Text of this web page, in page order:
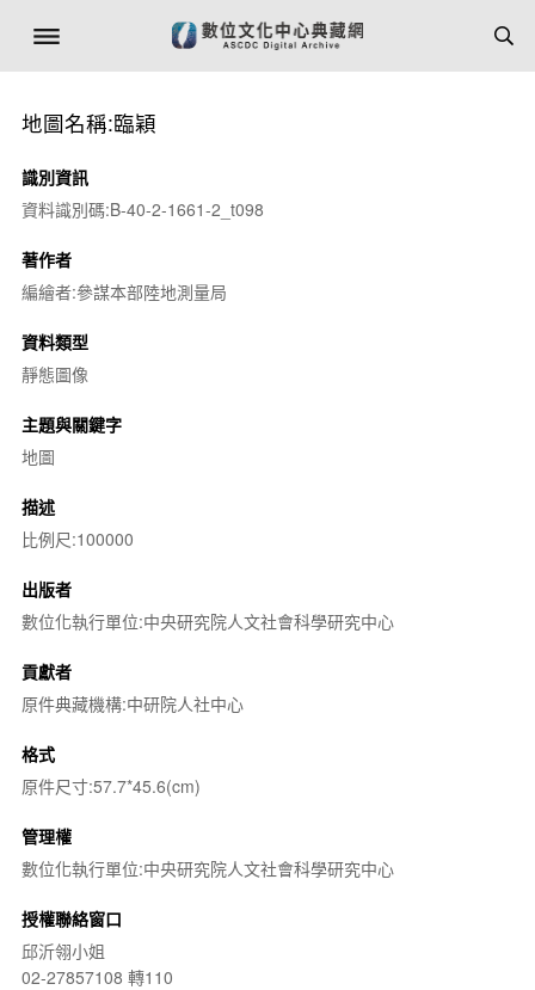
地圖名稱:臨穎
識別資訊
資料識別碼:B-40-2-1661-2_t098
著作者
編繪者:參謀本部陸地測量局
資料類型
靜態圖像
主題與關鍵字
地圖
描述
比例尺:100000
出版者
數位化執行單位:中央研究院人文社會科學研究中心
貢獻者
原件典藏機構:中研院人社中心
格式
原件尺寸:57.7*45.6(cm)
管理權
數位化執行單位:中央研究院人文社會科學研究中心
授權聯絡窗口
邱沂翎小姐
02-27857108 轉110